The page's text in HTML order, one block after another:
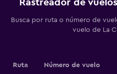
Rastreador de
Busca por ruta o número de
vuelo de La
Ruta Número de vuelo